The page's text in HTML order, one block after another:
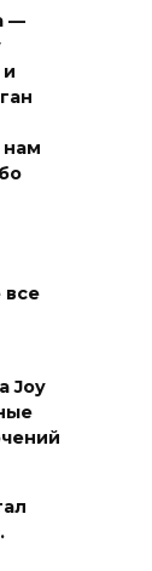
—
нам
все
Joy